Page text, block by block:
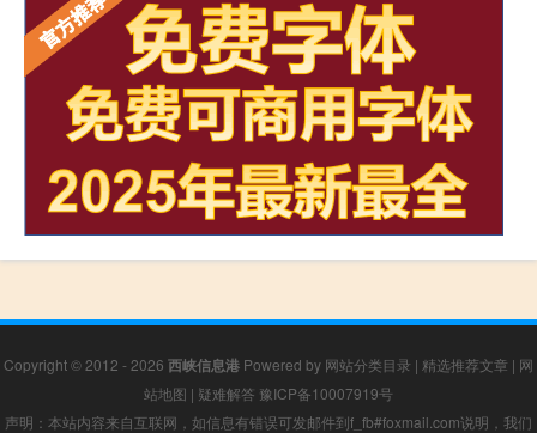
Copyright © 2012 - 2026 西峡信息港 Powered by 网站分类目录 | 精选推荐文章 | 网
站地图 | 疑难解答 豫ICP备10007919号
声明：本站内容来自互联网，如信息有错误可发邮件到f_fb#foxmail.com说明，我们